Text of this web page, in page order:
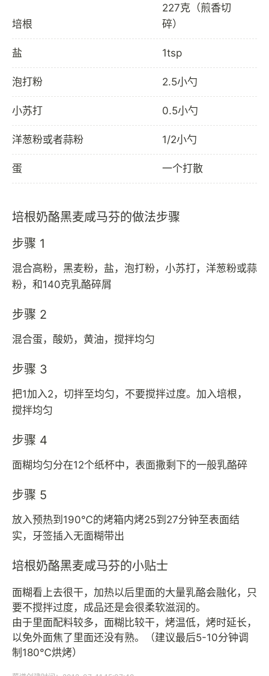
培根
227克（煎香切
碎）
盐 1tsp
泡打粉 2.5小勺
小苏打 0.5小勺
洋葱粉或者蒜粉 1/2小勺
蛋 一个打散
培根奶酪黑麦咸马芬的做法步骤
步骤 1
混合高粉，黑麦粉，盐，泡打粉，小苏打，洋葱粉或蒜
粉，和140克乳酪碎屑
步骤 2
混合蛋，酸奶，黄油，搅拌均匀
步骤 3
把1加入2，切拌至均匀，不要搅拌过度。加入培根，
搅拌均匀
步骤 4
面糊均匀分在12个纸杯中，表面撒剩下的一般乳酪碎
步骤 5
放入预热到190℃的烤箱内烤25到27分钟至表面结
实，牙签插入无面糊带出
培根奶酪黑麦咸马芬的小贴士
面糊看上去很干，加热以后里面的大量乳酪会融化，只
要不搅拌过度，成品还是会很柔软滋润的。
由于里面配料较多，面糊比较干，烤温低，烤时延长，
以免外面焦了里面还没有熟。（建议最后5-10分钟调
制180℃烘烤）